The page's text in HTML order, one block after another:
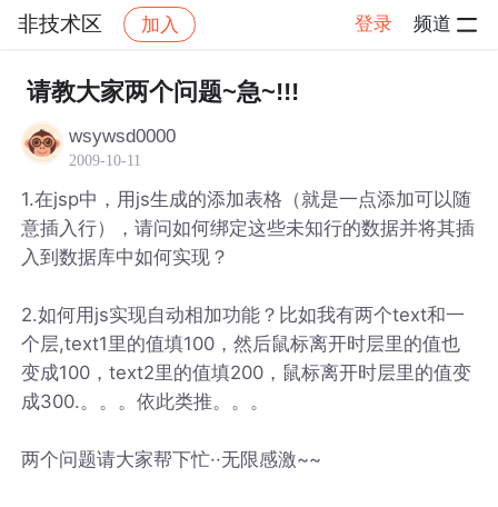
非技术区 加入 登录 频道
社区 非技术区 帖子详情
请教大家两个问题~急~!!!
wsywsd0000
2009-10-11
1.在jsp中，用js生成的添加表格（就是一点添加可以随
意插入行），请问如何绑定这些未知行的数据并将其插
入到数据库中如何实现？
2.如何用js实现自动相加功能？比如我有两个text和一
个层,text1里的值填100，然后鼠标离开时层里的值也
变成100，text2里的值填200，鼠标离开时层里的值变
成300.。。。依此类推。。。
两个问题请大家帮下忙··无限感激~~